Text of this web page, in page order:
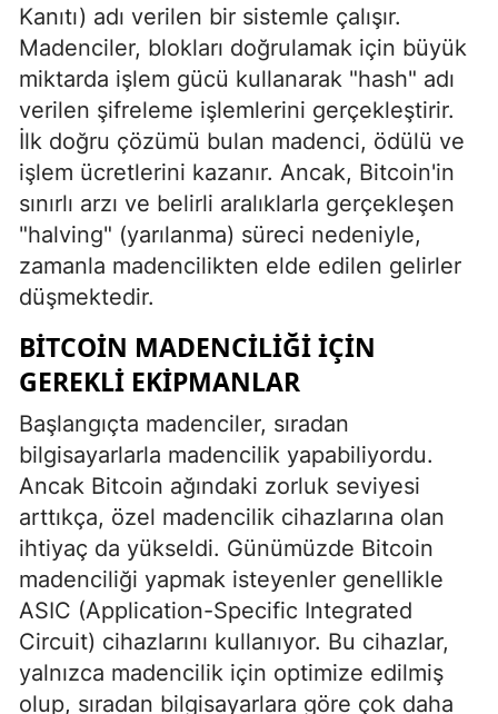
Kanıtı) adı verilen bir sistemle çalışır.
Madenciler, blokları doğrulamak için büyük
miktarda işlem gücü kullanarak "hash" adı
verilen şifreleme işlemlerini gerçekleştirir.
İlk doğru çözümü bulan madenci, ödülü ve
işlem ücretlerini kazanır. Ancak, Bitcoin'in
sınırlı arzı ve belirli aralıklarla gerçekleşen
"halving" (yarılanma) süreci nedeniyle,
zamanla madencilikten elde edilen gelirler
düşmektedir.
BITCOIN MADENCILIĞI İÇIN
GEREKLI EKIPMANLAR
Başlangıçta madenciler, sıradan
bilgisayarlarla madencilik yapabiliyordu.
Ancak Bitcoin ağındaki zorluk seviyesi
arttıkça, özel madencilik cihazlarına olan
ihtiyaç da yükseldi. Günümüzde Bitcoin
madenciliği yapmak isteyenler genellikle
ASIC (Application-Specific Integrated
Circuit) cihazlarını kullanıyor. Bu cihazlar,
yalnızca madencilik için optimize edilmiş
olup, sıradan bilgisayarlara göre çok daha